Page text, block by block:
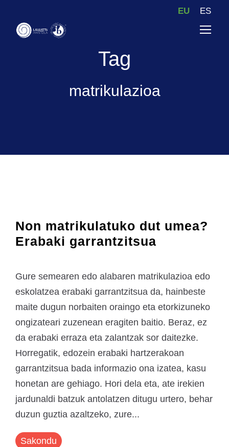
EU ES
Tag
matrikulazioa
Non matrikulatuko dut umea?
Erabaki garrantzitsua
Gure semearen edo alabaren matrikulazioa edo
eskolatzea erabaki garrantzitsua da, hainbeste
maite dugun norbaiten oraingo eta etorkizuneko
ongizateari zuzenean eragiten baitio. Beraz, ez
da erabaki erraza eta zalantzak sor daitezke.
Horregatik, edozein erabaki hartzerakoan
garrantzitsua bada informazio ona izatea, kasu
honetan are gehiago. Hori dela eta, ate irekien
jardunaldi batzuk antolatzen ditugu urtero, behar
duzun guztia azaltzeko, zure...
Sakondu